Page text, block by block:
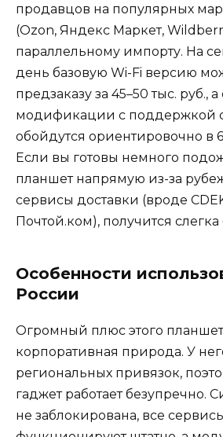
продавцов на популярных
(Ozon, Яндекс Маркет,
параллельному импорту. На
день базовую Wi-Fi версию
предзаказу за 45–50 тыс. руб.,
модификации с поддержкой
обойдутся ориентировочно в
Если вы готовы немного
планшет напрямую из-за
сервисы доставки (вроде
Почтой.ком), получится
Особенности
России
Огромный плюс этого
корпоративная природа. У
региональных привязок,
гаджет работает безупречно.
не заблокирована, все